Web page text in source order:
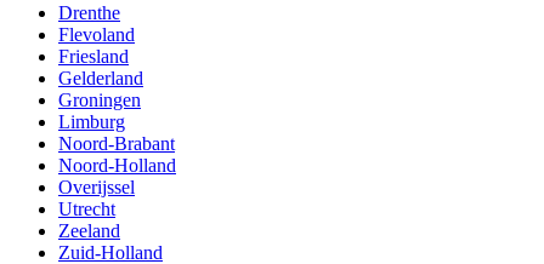
Drenthe
Flevoland
Friesland
Gelderland
Groningen
Limburg
Noord-Brabant
Noord-Holland
Overijssel
Utrecht
Zeeland
Zuid-Holland